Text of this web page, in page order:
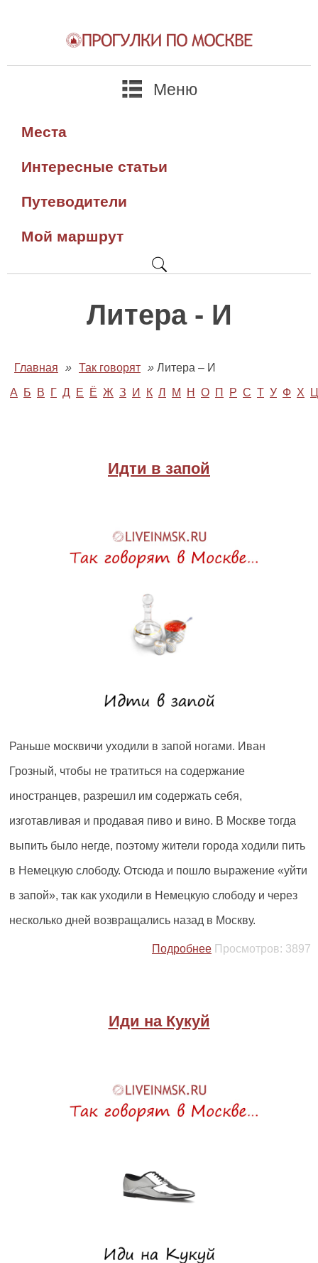
Меню
Места
Интересные статьи
Путеводители
Мой маршрут
Литера - И
Главная » Так говорят » Литера – И
А Б В Г Д Е Ё Ж З И К Л М Н О П Р С Т У Ф Х Ц
Идти в запой
Раньше москвичи уходили в запой ногами. Иван
Грозный, чтобы не тратиться на содержание
иностранцев, разрешил им содержать себя,
изготавливая и продавая пиво и вино. В Москве тогда
выпить было негде, поэтому жители города ходили пить
в Немецкую слободу. Отсюда и пошло выражение «уйти
в запой», так как уходили в Немецкую слободу и через
несколько дней возвращались назад в Москву.
Подробнее Просмотров: 3897
Иди на Кукуй